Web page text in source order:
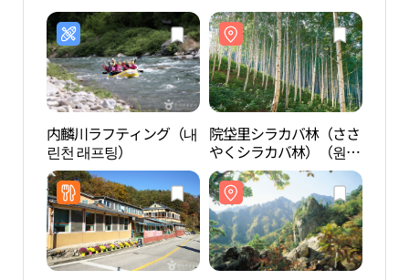
内麟川ラフティング（내
린천 래프팅）
院垈里シラカバ林（ささ
やくシラカバ林）（원대
리 자작나무 숲（속삭이
는 자작나무 숲））